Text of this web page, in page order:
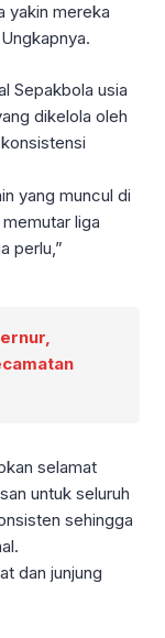
yakin mereka
Sepakbola usia
dikelola oleh
yang muncul di
liga
perlu,”
selamat
untuk seluruh
sehingga
dan junjung